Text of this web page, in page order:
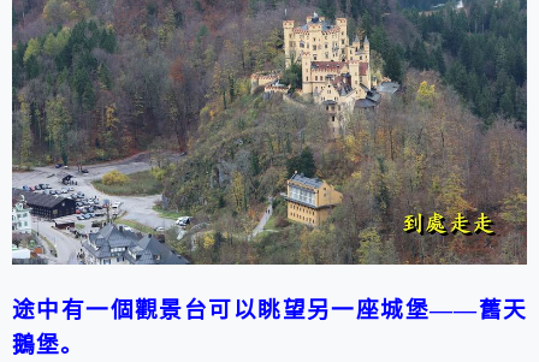
途中有一個觀景台可以眺望另一座城堡——舊天
鵝堡。